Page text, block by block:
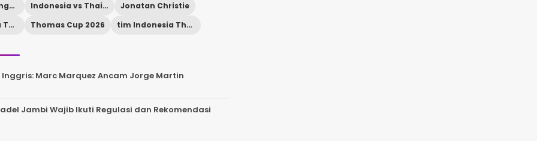
hasil pertandingan badminton
Indonesia vs Thailand
Jonatan Christie
skor Indonesia Thailand
Thomas Cup 2026 tim Indonesia Thomas Cup
Inggris: Marc Marquez Ancam Jorge Martin
Jambi Wajib Ikuti Regulasi dan Rekomendasi